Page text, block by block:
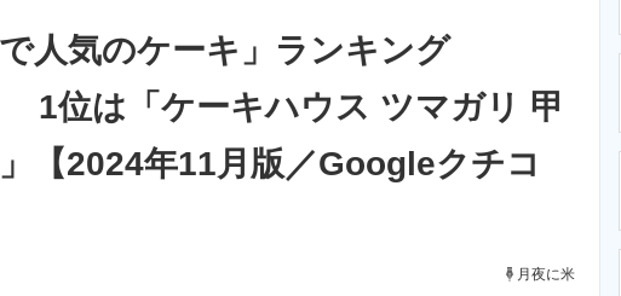
で人気のケーキ」ランキング
1位は「ケーキハウス ツマガリ 甲
【2024年11月版／Googleクチコ
月夜に米